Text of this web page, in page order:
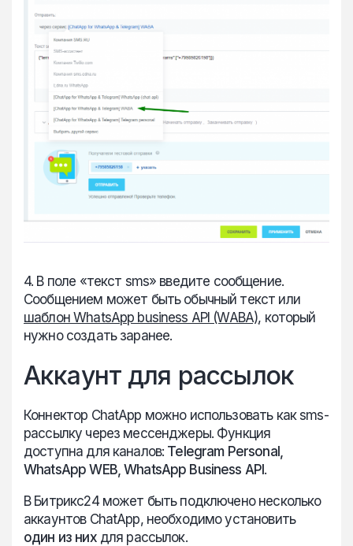
4. В поле «текст sms» введите сообщение.
Сообщением может быть обычный текст или
шаблон WhatsApp business API (WABA), который
нужно создать заранее.
Аккаунт для рассылок
Коннектор ChatApp можно использовать как sms-
рассылку через мессенджеры. Функция
доступна для каналов: Telegram Personal,
WhatsApp WEB, WhatsApp Business API.
В Битрикс24 может быть подключено несколько
аккаунтов ChatApp, необходимо установить
один из нихдля рассылок.